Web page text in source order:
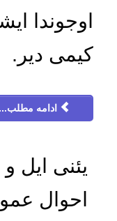
اوجوندا
کیمی دیر.
ادامه مطلب...
یئنی ایل
احوال